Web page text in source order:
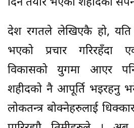
दिन तयार भएका शहीदका
देश रगतले लेखिएकै हो, यति
भएको प्रचार गरिरहँदा
विकासको युगमा आएर
शहीदको नै आपूर्ति भइरहनु
लोकतन्त्र बोक्नेहरुलाई